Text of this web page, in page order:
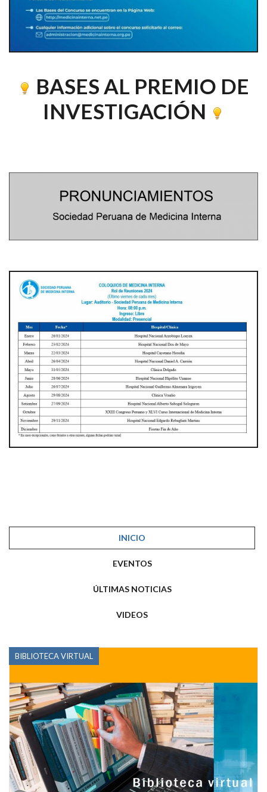
BASES AL PREMIO DE
INVESTIGACIÓN
INICIO
EVENTOS
ÚLTIMAS NOTICIAS
VIDEOS
BIBLIOTECA VIRTUAL